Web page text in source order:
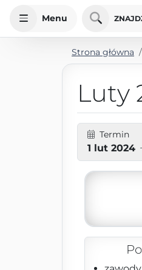
Menu
Strona główna
Luty
Termin
1 lut 2024